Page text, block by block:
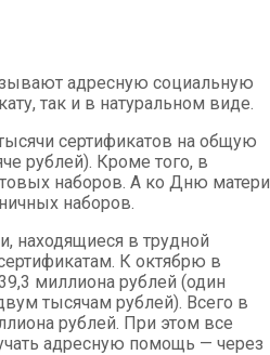
адресную социальную
так и в натуральном виде.
сертификатов на общую
рублей). Кроме того, в
наборов. А ко Дню матери
наборов.
находящиеся в трудной
К октябрю в
миллиона рублей (один
тысячам рублей). Всего в
рублей. При этом все
адресную помощь — через